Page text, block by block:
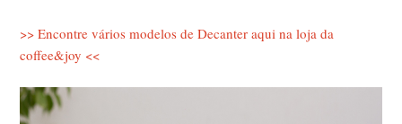
>> Encontre vários modelos de Decanter aqui na loja da
coffee&joy <<